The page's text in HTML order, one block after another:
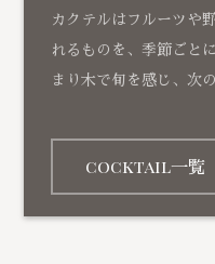
カクテルはフルーツや
れるものを、季節ごと
まり木で旬を感じ、次
cocktail一覧